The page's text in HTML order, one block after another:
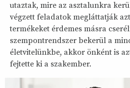
utaztak, mire az asztalunkra
végzett feladatok megláttatják
termékeket érdemes másra
szempontrendszer bekerül a
életvitelünkbe, akkor önként is
fejtette ki a szakember.